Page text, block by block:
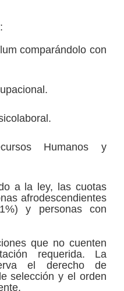
comparándolo con
Humanos y
a la ley, las cuotas
afrodescendientes
y personas con
que no cuenten
requerida. La
el derecho de
selección y el orden